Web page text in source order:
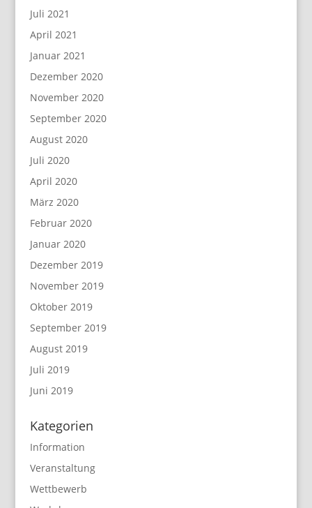
Juli 2021
April 2021
Januar 2021
Dezember 2020
November 2020
September 2020
August 2020
Juli 2020
April 2020
März 2020
Februar 2020
Januar 2020
Dezember 2019
November 2019
Oktober 2019
September 2019
August 2019
Juli 2019
Juni 2019
Kategorien
Information
Veranstaltung
Wettbewerb